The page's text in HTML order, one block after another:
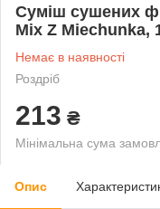
Суміш сушених
Mix Z Miechunka,
Немає в наявності
Роздріб
213 ₴
Мінімальна сума
Опис